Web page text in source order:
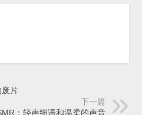
废片
下一篇
：轻声细语和温柔的声音